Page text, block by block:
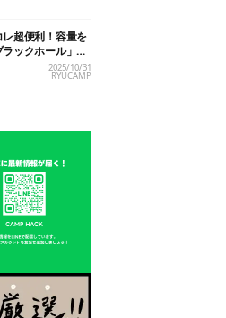
超便利！容量を
ックホール」の
供に最適でした
2025/10/31
RYUCAMP